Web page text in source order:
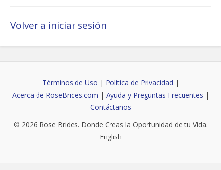
Volver a iniciar sesión
Términos de Uso | Política de Privacidad |
Acerca de RoseBrides.com | Ayuda y Preguntas Frecuentes |
Contáctanos
© 2026 Rose Brides. Donde Creas la Oportunidad de tu Vida.
English